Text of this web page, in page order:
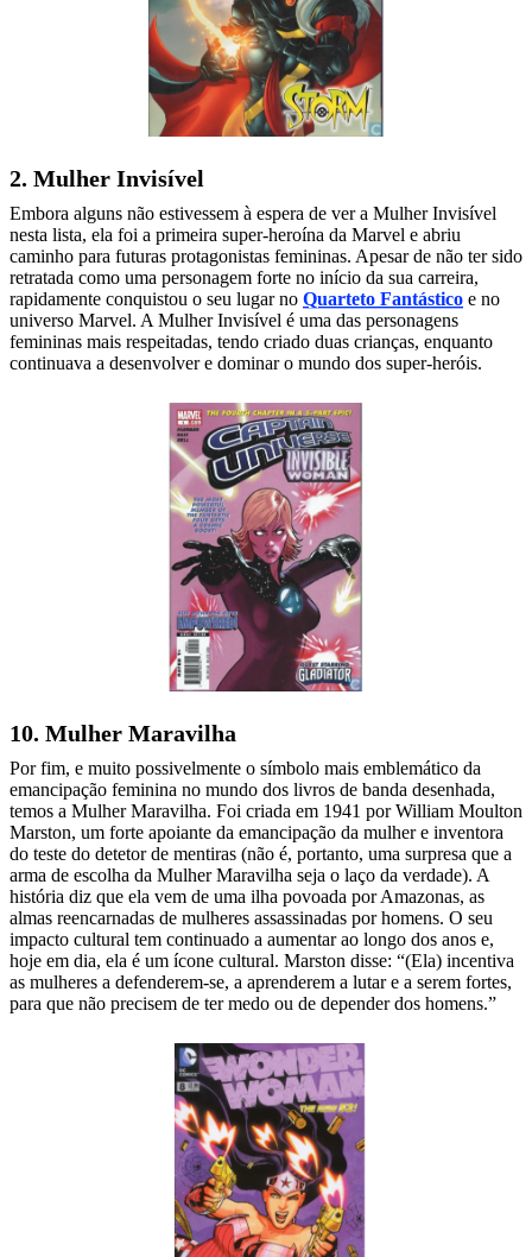
2. Mulher Invisível
Embora alguns não estivessem à espera de ver a Mulher Invisível
nesta lista, ela foi a primeira super-heroína da Marvel e abriu
caminho para futuras protagonistas femininas. Apesar de não ter sido
retratada como uma personagem forte no início da sua carreira,
rapidamente conquistou o seu lugar no Quarteto Fantástico e no
universo Marvel. A Mulher Invisível é uma das personagens
femininas mais respeitadas, tendo criado duas crianças, enquanto
continuava a desenvolver e dominar o mundo dos super-heróis.
10. Mulher Maravilha
Por fim, e muito possivelmente o símbolo mais emblemático da
emancipação feminina no mundo dos livros de banda desenhada,
temos a Mulher Maravilha. Foi criada em 1941 por William Moulton
Marston, um forte apoiante da emancipação da mulher e inventora
do teste do detetor de mentiras (não é, portanto, uma surpresa que a
arma de escolha da Mulher Maravilha seja o laço da verdade). A
história diz que ela vem de uma ilha povoada por Amazonas, as
almas reencarnadas de mulheres assassinadas por homens. O seu
impacto cultural tem continuado a aumentar ao longo dos anos e,
hoje em dia, ela é um ícone cultural. Marston disse: “(Ela) incentiva
as mulheres a defenderem-se, a aprenderem a lutar e a serem fortes,
para que não precisem de ter medo ou de depender dos homens.”